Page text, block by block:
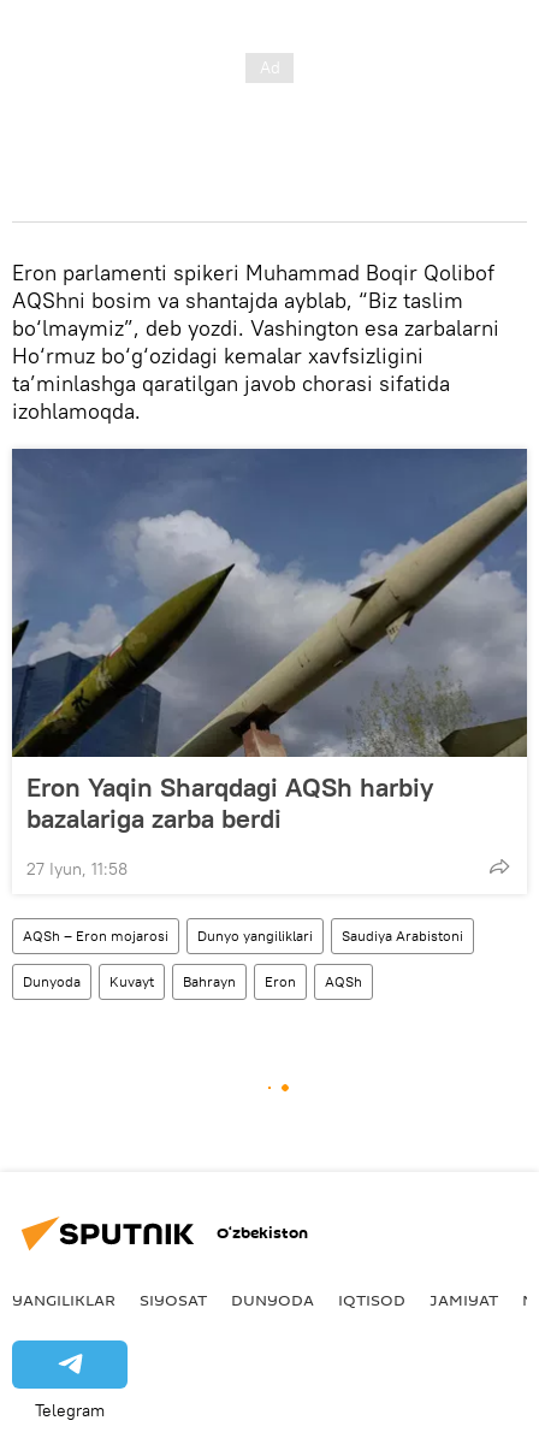
Eron parlamenti spikeri Muhammad Boqir Qolibof
AQShni bosim va shantajda ayblab, “Biz taslim
bo‘lmaymiz”, deb yozdi. Vashington esa zarbalarni
Ho‘rmuz bo‘g‘ozidagi kemalar xavfsizligini
ta’minlashga qaratilgan javob chorasi sifatida
izohlamoqda.
Eron Yaqin Sharqdagi AQSh harbiy
bazalariga zarba berdi
27 Iyun, 11:58
AQSh – Eron mojarosi Dunyo yangiliklari Saudiya Arabistoni
Dunyoda Kuvayt Bahrayn Eron AQSh
O‘zbekiston
YANGILIKLAR SIYOSAT DUNYODA IQTISOD JAMIYAT
Telegram